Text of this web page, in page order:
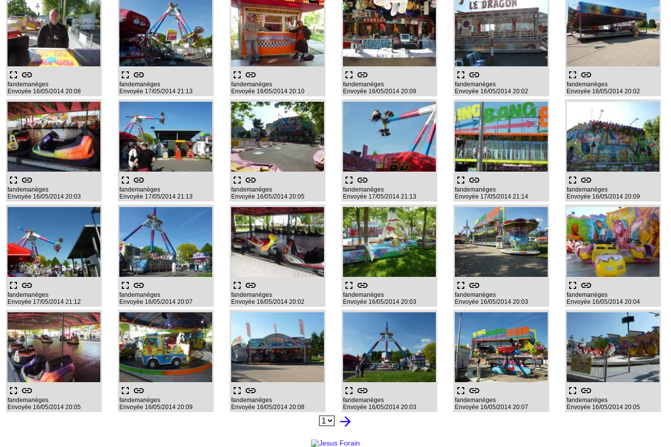
fullscreen link
fandemanèges
Envoyée 16/05/2014 20:08
fullscreen link
fandemanèges
Envoyée 17/05/2014 21:13
fullscreen link
fandemanèges
Envoyée 16/05/2014 20:10
fullscreen link
fandemanèges
Envoyée 16/05/2014 20:09
fullscreen link
fandemanèges
Envoyée 16/05/2014 20:02
fullscreen link
fandemanèges
Envoyée 16/05/2014 20:02
fullscreen link
fandemanèges
Envoyée 16/05/2014 20:03
fullscreen link
fandemanèges
Envoyée 17/05/2014 21:13
fullscreen link
fandemanèges
Envoyée 16/05/2014 20:05
fullscreen link
fandemanèges
Envoyée 17/05/2014 21:13
fullscreen link
fandemanèges
Envoyée 17/05/2014 21:14
fullscreen link
fandemanèges
Envoyée 16/05/2014 20:09
fullscreen link
fandemanèges
Envoyée 17/05/2014 21:12
fullscreen link
fandemanèges
Envoyée 16/05/2014 20:07
fullscreen link
fandemanèges
Envoyée 16/05/2014 20:02
fullscreen link
fandemanèges
Envoyée 16/05/2014 20:03
fullscreen link
fandemanèges
Envoyée 16/05/2014 20:03
fullscreen link
fandemanèges
Envoyée 16/05/2014 20:04
fullscreen link
fandemanèges
Envoyée 16/05/2014 20:05
fullscreen link
fandemanèges
Envoyée 16/05/2014 20:09
fullscreen link
fandemanèges
Envoyée 16/05/2014 20:08
fullscreen link
fandemanèges
Envoyée 16/05/2014 20:03
fullscreen link
fandemanèges
Envoyée 16/05/2014 20:07
fullscreen link
fandemanèges
Envoyée 16/05/2014 20:05
arrow_forward